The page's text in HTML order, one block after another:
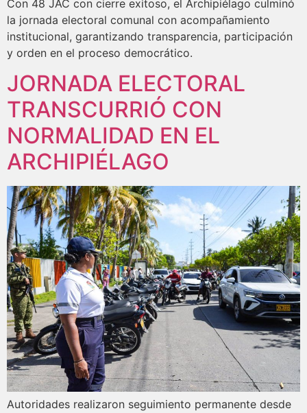
Con 48 JAC con cierre exitoso, el Archipiélago culminó
la jornada electoral comunal con acompañamiento
institucional, garantizando transparencia, participación
y orden en el proceso democrático.
JORNADA ELECTORAL
TRANSCURRIÓ CON
NORMALIDAD EN EL
ARCHIPIÉLAGO
Autoridades realizaron seguimiento permanente desde